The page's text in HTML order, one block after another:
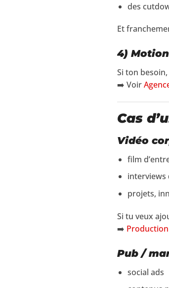
des
Et
4)
Si ton
➡️ Voir
Cas
Vidéo
film
interviews
projets,
Si tu veux
➡️
Pub /
social ads